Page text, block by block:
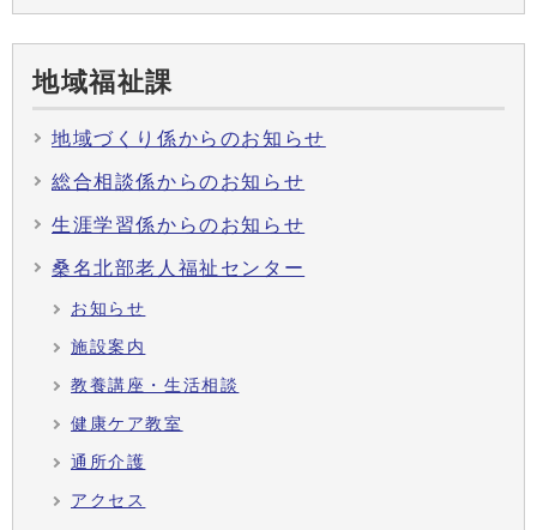
地域福祉課
地域づくり係からのお知らせ
総合相談係からのお知らせ
生涯学習係からのお知らせ
桑名北部老人福祉センター
お知らせ
施設案内
教養講座・生活相談
健康ケア教室
通所介護
アクセス